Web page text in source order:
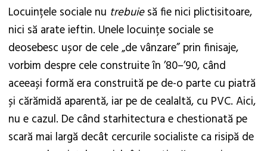
Locuințele sociale nu trebuiesă fie nici plictisitoare,
nici să arate ieftin. Unele locuințe sociale se
deosebesc ușor de cele „de vânzare” prin finisaje,
vorbim despre cele construite în ’80–’90, când
aceeași formă era construită pe de-o parte cu piatră
și cărămidă aparentă, iar pe de cealaltă, cu PVC. Aici,
nu e cazul. De când starhitectura e chestionată pe
scară mai largă decât cercurile socialiste ca risipă de